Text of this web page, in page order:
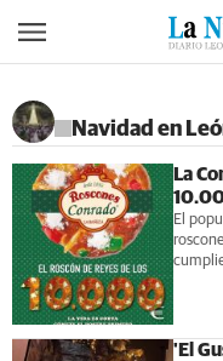
Navidad en
La
El
'El